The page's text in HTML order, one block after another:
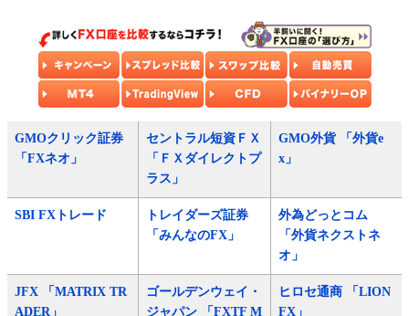
GMOクリック証券
「FXネオ」
セントラル短資ＦＸ
「ＦＸダイレクトプ
ラス」
GMO外貨 「外貨e
x」
SBI FXトレード
トレイダーズ証券
「みんなのFX」
外為どっとコム
「外貨ネクストネ
オ」
JFX 「MATRIX TR
ADER」
ゴールデンウェイ・
ジャパン 「FXTF M
ヒロセ通商 「LION
FX」